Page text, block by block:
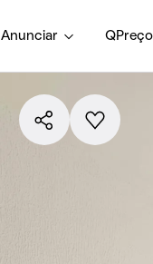
Anunciar QPreço